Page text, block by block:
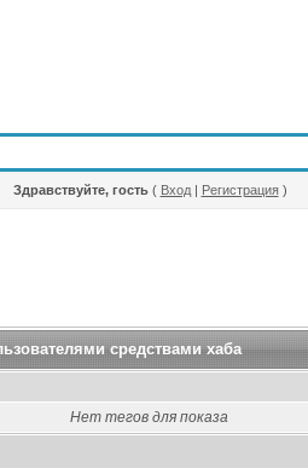
Здравствуйте, гость( Вход| Регистрация)
средствами хаба
Нет тегов для показа